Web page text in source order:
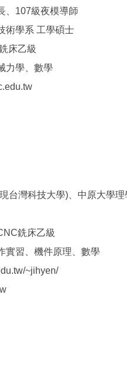
、107級夜模導師
術學系 工學碩士
床乙級
力學、數學
台灣科技大學)、中原大學理
銑床乙級
實習、機件原理、數學
~jihyen/